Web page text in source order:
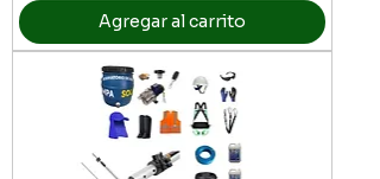
Agregar al carrito